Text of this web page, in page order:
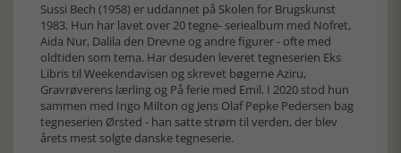
Sussi Bech (1958) er uddannet på Skolen for Brugskunst
1983. Hun har lavet over 20 tegne- seriealbum med Nofret,
Aida Nur, Dalila den Drevne og andre figurer - ofte med
oldtiden som tema. Har desuden leveret tegneserien Eks
Libris til Weekendavisen og skrevet bøgerne Aziru,
Gravrøverens lærling og På ferie med Emil. I 2020 stod hun
sammen med Ingo Milton og Jens Olaf Pepke Pedersen bag
tegneserien Ørsted - han satte strøm til verden, der blev
årets mest solgte danske tegneserie.